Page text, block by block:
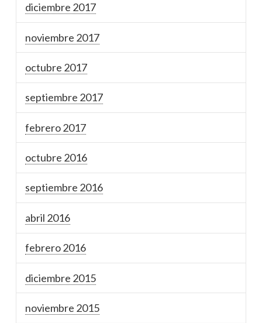
diciembre 2017
noviembre 2017
octubre 2017
septiembre 2017
febrero 2017
octubre 2016
septiembre 2016
abril 2016
febrero 2016
diciembre 2015
noviembre 2015